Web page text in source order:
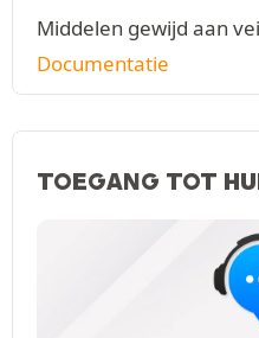
Middelen gewijd aan
Documentatie
TOEGANG TOT